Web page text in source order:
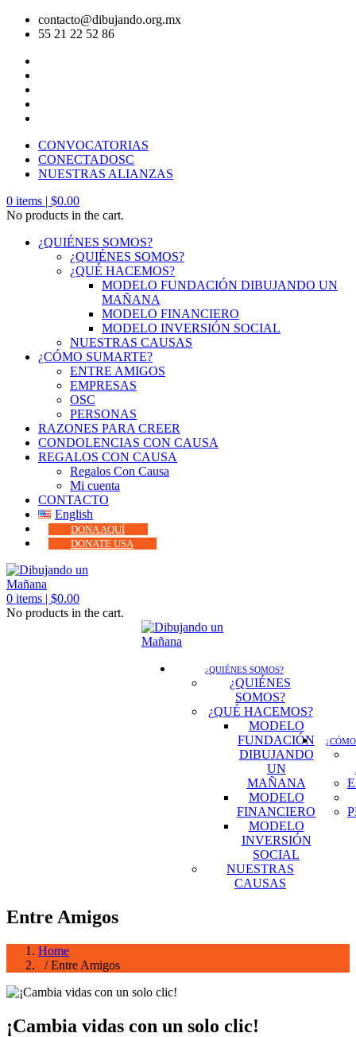
contacto@dibujando.org.mx
55 21 22 52 86
CONVOCATORIAS
CONECTADOSC
NUESTRAS ALIANZAS
0 items | $0.00
No products in the cart.
¿QUIÉNES SOMOS?
¿QUIÉNES SOMOS?
¿QUÉ HACEMOS?
MODELO FUNDACIÓN DIBUJANDO UN
MAÑANA
MODELO FINANCIERO
MODELO INVERSIÓN SOCIAL
NUESTRAS CAUSAS
¿CÓMO SUMARTE?
ENTRE AMIGOS
EMPRESAS
OSC
PERSONAS
RAZONES PARA CREER
CONDOLENCIAS CON CAUSA
REGALOS CON CAUSA
Regalos Con Causa
Mi cuenta
CONTACTO
English
DONA AQUÍ
DONATE USA
0 items | $0.00
No products in the cart.
¿QUIÉNES SOMOS?
¿QUIÉNES
SOMOS?
¿QUÉ HACEMOS?
MODELO
FUNDACIÓN
DIBUJANDO
UN
MAÑANA
MODELO
FINANCIERO
MODELO
INVERSIÓN
SOCIAL
NUESTRAS
CAUSAS
Entre Amigos
Home
/ Entre Amigos
¡Cambia vidas con un solo clic!